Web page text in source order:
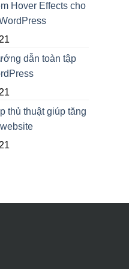
Hover Effects cho
dẫn toàn tập
thủ thuật giúp tăng